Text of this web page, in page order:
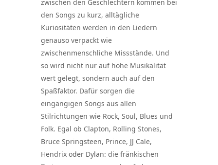
zwischen den Geschlechtern kommen bei
den Songs zu kurz, alltägliche
Kuriositäten werden in den Liedern
genauso verpackt wie
zwischenmenschliche Missstände. Und
so wird nicht nur auf hohe Musikalität
wert gelegt, sondern auch auf den
Spaßfaktor. Dafür sorgen die
eingängigen Songs aus allen
Stilrichtungen wie Rock, Soul, Blues und
Folk. Egal ob Clapton, Rolling Stones,
Bruce Springsteen, Prince, JJ Cale,
Hendrix oder Dylan: die fränkischen